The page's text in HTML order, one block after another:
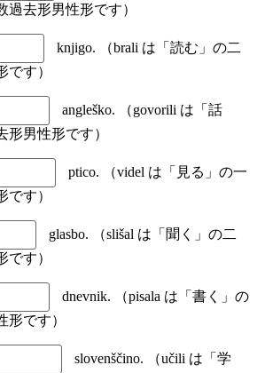
過去形男性形です）
knjigo. （brali は「読む」の二
です）
angleško. （govorili は「話
男性形です）
ptico. （videl は「見る」の一
です）
glasbo. （slišal は「聞く」の二
です）
dnevnik. （pisala は「書く」の
形です）
slovenščino. （učili は「学